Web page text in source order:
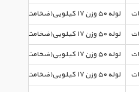
لوله ۵۰ وزن ۱۷ کیلویی(ضخامت ۲.۵ میل)
لوله ۵۰ وزن ۱۷ کیلویی(ضخامت ۲.۵ میل)
لوله ۵۰ وزن ۱۷ کیلویی(ضخامت ۲.۵ میل)
لوله ۵۰ وزن ۱۷ کیلویی(ضخامت ۲.۵ میل)